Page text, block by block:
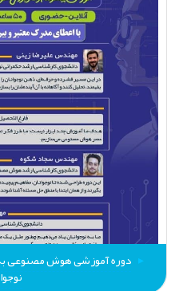
دوره آموزشی هوش مصنوعی به
نوجوانان